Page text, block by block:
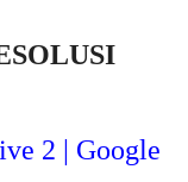
2 | Google